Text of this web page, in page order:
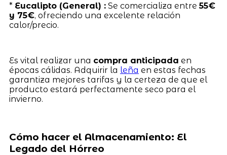
* Eucalipto (General) :Se comercializa entre55€
y 75€, ofreciendo una excelente relación
calor/precio.
Es vital realizar una compra anticipada en
épocas cálidas. Adquirir la leña en estas fechas
garantiza mejores tarifas y la certeza de que el
producto estará perfectamente seco para el
invierno.
Cómo hacer el Almacenamiento: El
Legado del Hórreo